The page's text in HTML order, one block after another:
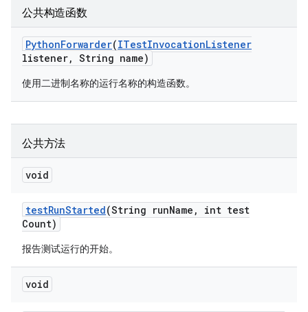
公共构造函数
PythonForwarder(ITestInvocationListener
listener, String name)
使用二进制名称的运行名称的构造函数。
公共方法
void
testRunStarted(String runName ,
int test
Count)
报告测试运行的开始。
void